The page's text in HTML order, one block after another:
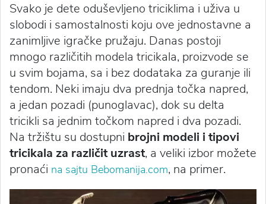
Svako je dete oduševljeno triciklima i uživa u
slobodi i samostalnosti koju ove jednostavne a
zanimljive igračke pružaju. Danas postoji
mnogo različitih modela tricikala, proizvode se
u svim bojama, sa i bez dodataka za guranje ili
tendom. Neki imaju dva prednja točka napred,
a jedan pozadi (punoglavac), dok su delta
tricikli sa jednim točkom napred i dva pozadi.
Na tržištu su dostupni brojni modeli i tipovi
tricikala za različit uzrast, a veliki izbor možete
pronaći na sajtu Bebomanija.com, na primer.